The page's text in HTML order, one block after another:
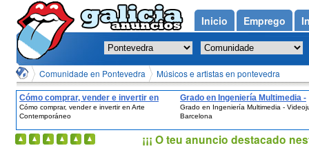
Comunidade en Pontevedra Músicos e artistas en pontevedra
Cómo comprar, vender e invertir en
Arte Contemporáneo
Cómo comprar, vender e invertir en Arte
Contemporáneo
Grado en Ingeniería Multimedia -
Videojuegos - Barcelona
Grado en Ingeniería Multimedia -
Barcelona
Inicio Emprego
¡¡¡ O teu anuncio destacado